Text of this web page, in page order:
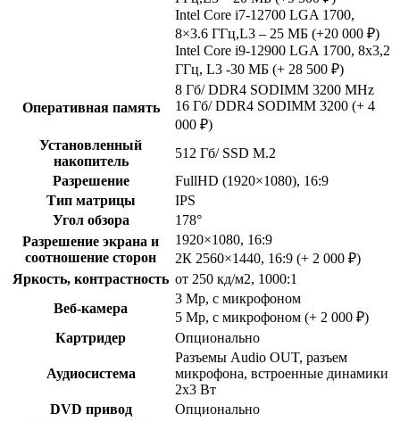
Intel Core i7-12700 LGA 1700,
8×3.6 ГГц,L3 – 25 МБ (+20 000 ₽)
Intel Core i9-12900 LGA 1700, 8х3,2
ГГц, L3 -30 МБ (+ 28 500 ₽)
Оперативная память
8 Гб/ DDR4 SODIMM 3200 MHz
16 Гб/ DDR4 SODIMM 3200 (+ 4
000 ₽)
Установленный
накопитель
512 Гб/ SSD M.2
Разрешение
FullHD (1920×1080), 16:9
Тип матрицы
IPS
Угол обзора
178°
Разрешение экрана и
соотношение сторон
1920×1080, 16:9
2К 2560×1440, 16:9 (+ 2 000 ₽)
Яркость, контрастность от 250 кд/м2, 1000:1
Веб-камера
3 Mp, с микрофоном
5 Mp, с микрофоном (+ 2 000 ₽)
Картридер
Опционально
Аудиосистема
Разъемы Audio OUT, разъем
микрофона, встроенные динамики
2х3 Вт
DVD привод
Опционально